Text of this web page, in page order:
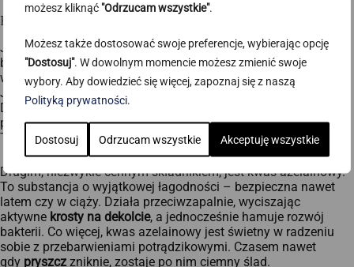
możesz kliknąć "Odrzucam wszystkie".
Możesz także dostosować swoje preferencje, wybierając opcję
"Dostosuj". W dowolnym momencie możesz zmienić swoje
wybory. Aby dowiedzieć się więcej, zapoznaj się z naszą
Polityką prywatności.
Dostosuj Odrzucam wszystkie Akceptuję wszystkie
Kwas salicylowy i azelainowy – działanie przeciwtrądzikowe
Jeśli miałabym wskazać składniki, które są prawdziwymi
bohaterami w walce o czysty dekolt, bez wahania
wymieniłabym dwa kwasy. Pierwszy to kwas salicylowy (BHA).
Jego fenomen polega na tym, że rozpuszcza się w tłuszczach.
Dzięki temu potrafi przeniknąć przez warstwę sebum w głąb
porów, odblokowując ujścia gruczołów. Jest niezastąpiony, gdy
Twój
trądzikowy problem to głównie zaskórniki i grudki.
Drugim, niezwykle cennym składnikiem, jest kwas azelainowy.
To substancja o wyjątkowej łagodności – bezpieczna nawet
latem czy w ciąży. Działa przeciwzapalnie, wyciszając
aktywne krosty na dekolcie, a jednocześnie hamuje rozwój
bakterii. Co więcej, kwas azelainowy jest świetny w radzeniu
sobie z przebarwieniami potrądzikowymi. Czasem nawet
gdy pryszcz zniknie, zostaje po nim ciemny ślad.